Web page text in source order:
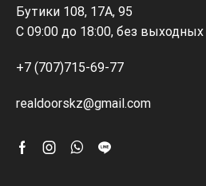
Бутики 108, 17А, 95
С 09:00 до 18:00, без выходных
+7 (707)715-69-77
realdoorskz@gmail.com
FacebookInstagram
Whatsapp
Line